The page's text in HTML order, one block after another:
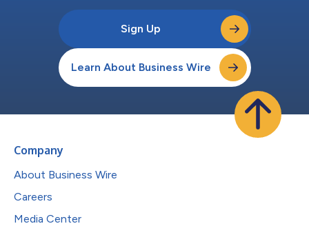
Sign Up
Learn About Business Wire
Company
About Business Wire
Careers
Media Center